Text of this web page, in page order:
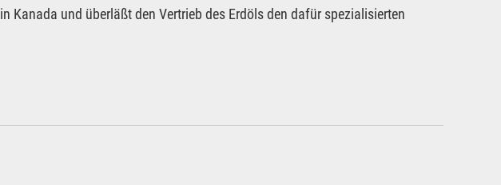
Kanada und überläßt den Vertrieb des Erdöls den dafür spezialisierten